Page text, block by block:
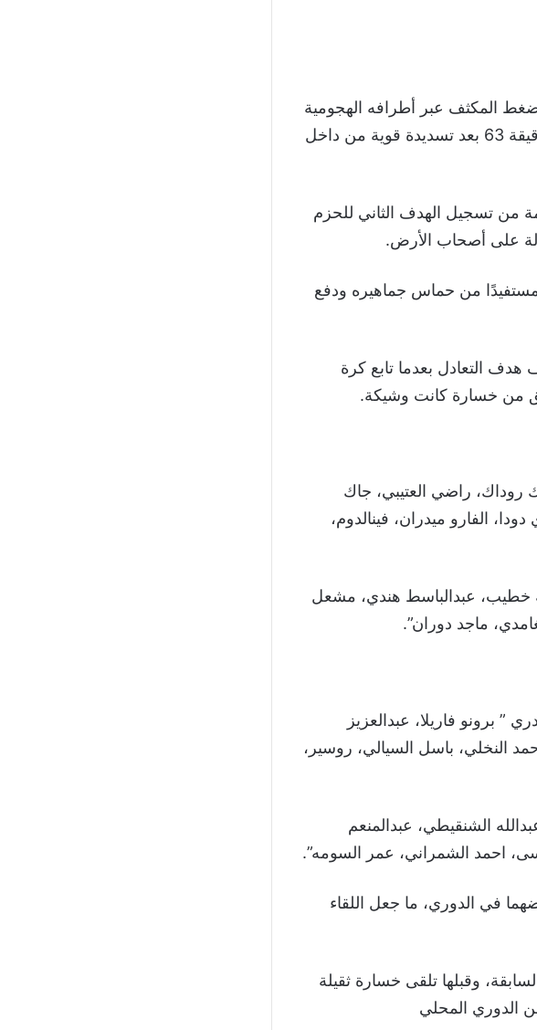
المكثف عبر أطرافه الهجومية
بقيادة كارلوس مارتينيز، الذي نجح في إدراك التعادل في الدقيقة 63 بعد تسديدة قوية من داخل
من تسجيل الهدف الثاني للحزم
مستفيدًا من حماس جماهيره ودفع
خطف هدف التعادل بعدما تابع كرة
من خسارة كانت وشيكة.
روداك، راضي العتيبي، جاك
الفارو ميدران، فينالدوم،
خطيب، عبدالباسط هندي، مشعل
ماجد دوران”.
” برونو فاريلا، عبدالعزيز
النخلي، باسل السيالي، روسير،
الشنقيطي، عبدالمنعم
احمد الشمراني، عمر السومه”.
في الدوري، ما جعل اللقاء
وقبلها تلقى خسارة ثقيلة
الدوري المحلي